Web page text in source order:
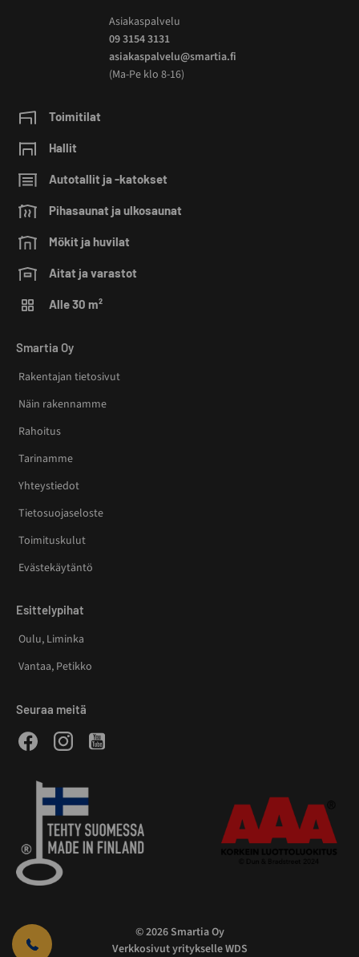
Asiakaspalvelu
09 3154 3131
asiakaspalvelu@smartia.fi
(Ma-Pe klo 8-16)
Toimitilat
Hallit
Autotallit ja -katokset
Pihasaunat ja ulkosaunat
Mökit ja huvilat
Aitat ja varastot
Alle 30 m²
Smartia Oy
Rakentajan tietosivut
Näin rakennamme
Rahoitus
Tarinamme
Yhteystiedot
Tietosuojaseloste
Toimituskulut
Evästekäytäntö
Esittelypihat
Oulu, Liminka
Vantaa, Petikko
Seuraa meitä
FacebookInstagramYoutube
© 2026 Smartia Oy
Verkkosivut yritykselle WDS